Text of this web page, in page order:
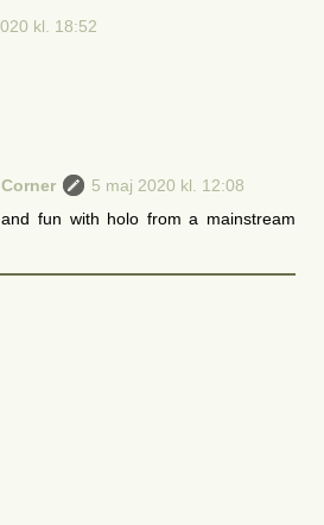
kl. 18:52
5 maj 2020 kl. 12:08
fun with holo from a mainstream